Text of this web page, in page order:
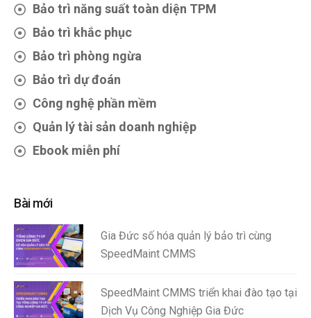
Bảo trì năng suất toàn diện TPM
Bảo trì khắc phục
Bảo trì phòng ngừa
Bảo trì dự đoán
Công nghệ phần mềm
Quản lý tài sản doanh nghiệp
Ebook miễn phí
Bài mới
Gia Đức số hóa quản lý bảo trì cùng
SpeedMaint CMMS
SpeedMaint CMMS triển khai đào tạo tại
Dịch Vụ Công Nghiệp Gia Đức